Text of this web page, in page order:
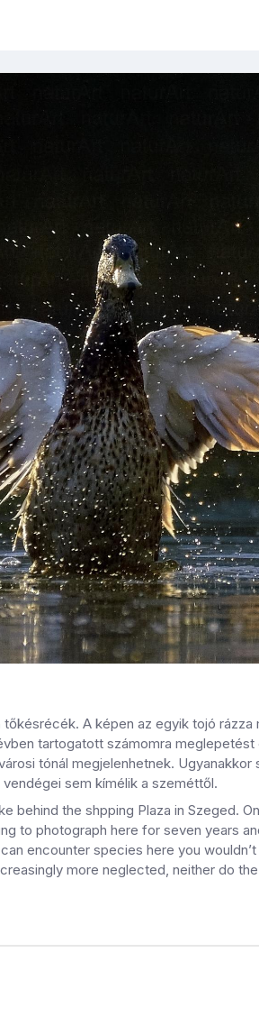
A képen az egyik tojó
tartogatott számomra meglepetést
tónál megjelenhetnek.
sem kímélik a szeméttől.
behind the shpping Plaza in Szeged.
to photograph here for seven years
encounter species here you
more neglected, neither do